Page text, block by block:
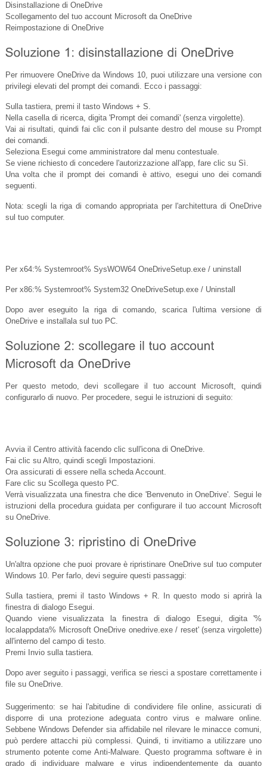
Disinstallazione di OneDrive
Scollegamento del tuo account Microsoft da OneDrive
Reimpostazione di OneDrive
Per rimuovere OneDrive da Windows 10, puoi utilizzare una versione con
privilegi elevati del prompt dei comandi. Ecco i passaggi:
Sulla tastiera, premi il tasto Windows + S.
Nella casella di ricerca, digita 'Prompt dei comandi' (senza virgolette).
Vai ai risultati, quindi fai clic con il pulsante destro del mouse su Prompt
dei comandi.
Seleziona Esegui come amministratore dal menu contestuale.
Se viene richiesto di concedere l'autorizzazione all'app, fare clic su Sì.
Una volta che il prompt dei comandi è attivo, esegui uno dei comandi
seguenti.
Nota: scegli la riga di comando appropriata per l'architettura di OneDrive
sul tuo computer.
Per x64:% Systemroot% SysWOW64 OneDriveSetup.exe/ uninstall
Per x86:% Systemroot% System32 OneDriveSetup.exe/ Uninstall
Dopo aver eseguito la riga di comando, scarica l'ultima versione di
OneDrive e installala sul tuo PC.
Per questo metodo, devi scollegare il tuo account Microsoft, quindi
configurarlo di nuovo. Per procedere, segui le istruzioni di seguito:
Avvia il Centro attività facendo clic sull'icona di OneDrive.
Fai clic su Altro, quindi scegli Impostazioni.
Ora assicurati di essere nella scheda Account.
Fare clic su Scollega questo PC.
Verrà visualizzata una finestra che dice 'Benvenuto in OneDrive'. Segui le
istruzioni della procedura guidata per configurare il tuo account Microsoft
su OneDrive.
Un'altra opzione che puoi provare è ripristinare OneDrive sul tuo computer
Windows 10. Per farlo, devi seguire questi passaggi:
Sulla tastiera, premi il tasto Windows + R. In questo modo si aprirà la
finestra di dialogo Esegui.
Quando viene visualizzata la finestra di dialogo Esegui, digita '%
localappdata% Microsoft OneDrive onedrive.exe/ reset' (senza virgolette)
all'interno del campo di testo.
Premi Invio sulla tastiera.
Dopo aver seguito i passaggi, verifica se riesci a spostare correttamente i
file su OneDrive.
Suggerimento: se hai l'abitudine di condividere file online, assicurati di
disporre di una protezione adeguata contro virus e malware online.
Sebbene Windows Defender sia affidabile nel rilevare le minacce comuni,
può perdere attacchi più complessi. Quindi, ti invitiamo a utilizzare uno
strumento potente come Anti-Malware. Questo programma software è in
grado di individuare malware e virus indipendentemente da quanto